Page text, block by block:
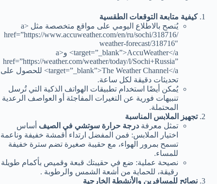
كيفية متابعة التوقعات الطقسية
يُنصح بالاطلاع اليومي على مواقع متخصصة مثل <a
href=”https://www.accuweather.com/en/ru/sochi/318716/
weather-forecast/318716″
target=”_blank”>AccuWeather</a> و<a
href=”https://weather.com/weather/today/l/Sochi+Russia”
target=”_blank”>The Weather Channel</a> للحصول على
تحديثات دقيقة لكل ساعة.
يُمكن أيضًا استخدام تطبيقات الهواتف الذكية التي تُرسل
تنبيهات فورية عن التغيرات المفاجئة أو العواصف الرعدية
المحتملة.
تجهيز الملابس المناسبة
تمثل معرفة درجة حرارة سوتشي في الصيف أساس
اختيار الملابس: فمن المفضل ارتداء أقمشة خفيفة وناعمة
تسمح بمرور الهواء، مع حقيبة صغيرة تضم سترة خفيفة
للمساء.
نصيحة عملية: ضع في حقيبتك قبعة وقميص بأكمام طويلة
رقيقة، للحماية من أشعة الشمس والرطوبة .
نصائح للمسافرين والأنشطة الخارجية